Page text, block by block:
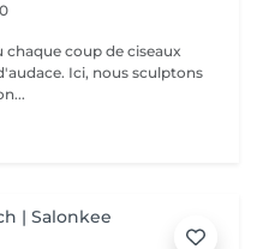
chaque coup de ciseaux
Ici, nous sculptons